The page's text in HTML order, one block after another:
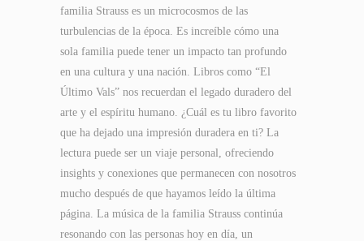
familia Strauss es un microcosmos de las
turbulencias de la época. Es increíble cómo una
sola familia puede tener un impacto tan profundo
en una cultura y una nación. Libros como “El
Último Vals” nos recuerdan el legado duradero del
arte y el espíritu humano. ¿Cuál es tu libro favorito
que ha dejado una impresión duradera en ti? La
lectura puede ser un viaje personal, ofreciendo
insights y conexiones que permanecen con nosotros
mucho después de que hayamos leído la última
página. La música de la familia Strauss continúa
resonando con las personas hoy en día, un